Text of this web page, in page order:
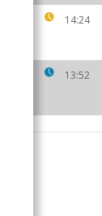
14:24
13:52